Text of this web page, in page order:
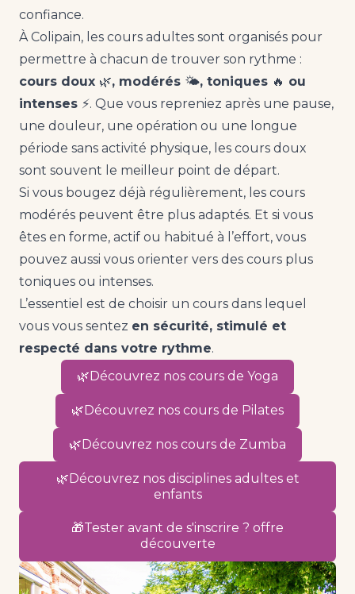
confiance.
À Colipain, les cours adultes sont organisés pour
permettre à chacun de trouver son rythme :
cours doux 🌿, modérés 🌤️, toniques 🔥 ou
intenses ⚡. Que vous repreniez après une pause,
une douleur, une opération ou une longue
période sans activité physique, les cours doux
sont souvent le meilleur point de départ.
Si vous bougez déjà régulièrement, les cours
modérés peuvent être plus adaptés. Et si vous
êtes en forme, actif ou habitué à l’effort, vous
pouvez aussi vous orienter vers des cours plus
toniques ou intenses.
L’essentiel est de choisir un cours dans lequel
vous vous sentez en sécurité, stimulé et
respecté dans votre rythme.
🌿Découvrez nos cours de Yoga
🌿Découvrez nos cours de Pilates
🌿Découvrez nos cours de Zumba
🌿Découvrez nos disciplines adultes et
enfants
🎁Tester avant de s'inscrire ? offre
découverte